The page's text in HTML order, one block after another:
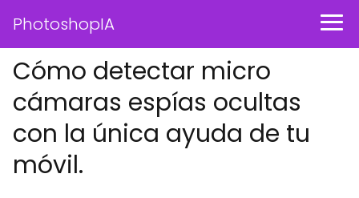
PhotoshopIA
Cómo detectar micro
cámaras espías ocultas
con la única ayuda de tu
móvil.